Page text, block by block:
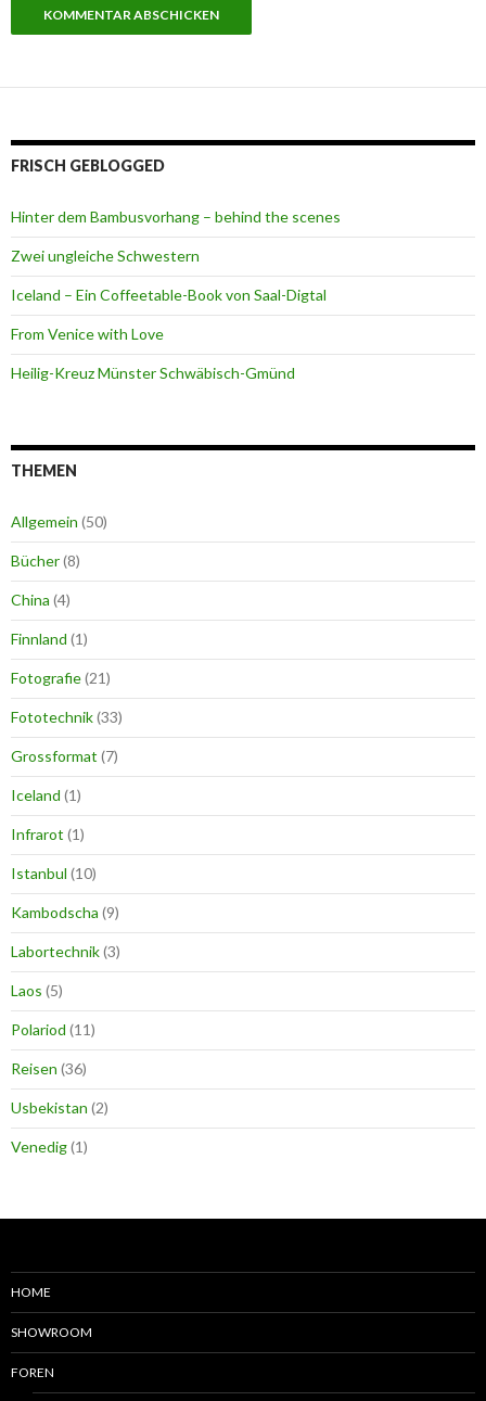
FRISCH GEBLOGGED
Hinter dem Bambusvorhang – behind the scenes
Zwei ungleiche Schwestern
Iceland – Ein Coffeetable-Book von Saal-Digtal
From Venice with Love
Heilig-Kreuz Münster Schwäbisch-Gmünd
THEMEN
Allgemein (50)
Bücher(8)
China (4)
Finnland (1)
Fotografie(21)
Fototechnik(33)
Grossformat (7)
Iceland (1)
Infrarot (1)
Istanbul (10)
Kambodscha (9)
Labortechnik(3)
Laos (5)
Polariod (11)
Reisen (36)
Usbekistan (2)
Venedig(1)
HOME
SHOWROOM
FOREN